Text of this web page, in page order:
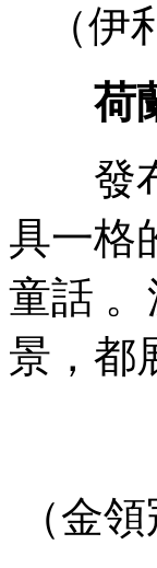
（
荷
發布
具一格
童話
景
（金